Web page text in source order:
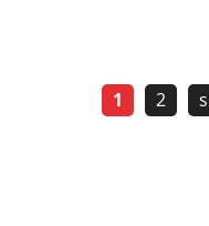
1 2